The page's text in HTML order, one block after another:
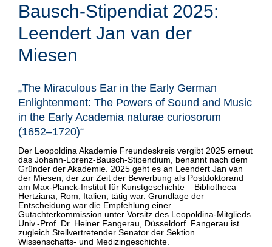
PROJEKTE
VERANSTALTUNGEN
BAUSCH-STIPENDIUM
Bausch-Stipendiat 2025:
Leendert Jan van der
Miesen
„The Miraculous Ear in the Early German
Enlightenment: The Powers of Sound and Music
in the Early Academia naturae curiosorum
(1652–1720)“
Der Leopoldina Akademie Freundeskreis vergibt 2025 erneut
das Johann-Lorenz-Bausch-Stipendium, benannt nach dem
Gründer der Akademie. 2025 geht es an Leendert Jan van
der Miesen, der zur Zeit der Bewerbung als Postdoktorand
am Max-Planck-Institut für Kunstgeschichte – Bibliotheca
Hertziana, Rom, Italien, tätig war. Grundlage der
Entscheidung war die Empfehlung einer
Gutachterkommission unter Vorsitz des Leopoldina-Mitglieds
Univ.-Prof. Dr. Heiner Fangerau, Düsseldorf. Fangerau ist
zugleich Stellvertretender Senator der Sektion
Wissenschafts- und Medizingeschichte.